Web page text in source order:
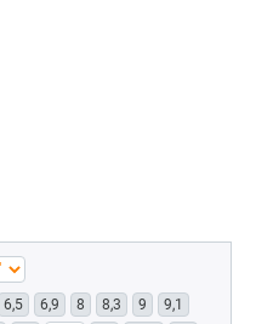
6,5 6,9 8 8,3 9
9,1